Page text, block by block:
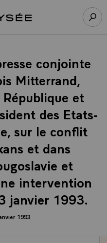
à l’accueil Élysée
conjointe
Mitterrand,
et
des Etats-
sur le conflit
et dans
et
intervention
janvier 1993.
1993